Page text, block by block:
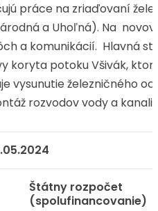
práce na zriaďovaní
a Uhoľná). Na
a komunikácií. Hlavná
koryta potoku Všivák,
vysunutie železničného
rozvodov vody a
Štátny rozpočet
(spolufinancovanie)